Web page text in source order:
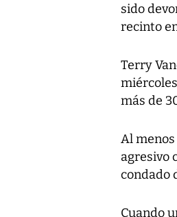
sido
recinto
Terry
más de
Al
agresivo
condado
Cuando